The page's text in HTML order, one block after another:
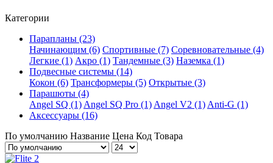
Категории
Парапланы (23)
Начинающим (6) Спортивные (7) Соревновательные (4)
Легкие (1) Акро (1) Тандемные (3) Наземка (1)
Подвесные системы (14)
Кокон (6) Трансформеры (5) Открытые (3)
Парашюты (4)
Angel SQ (1) Angel SQ Pro (1) Angel V2 (1) Anti-G (1)
Аксессуары (16)
По умолчанию Название Цена Код Товара